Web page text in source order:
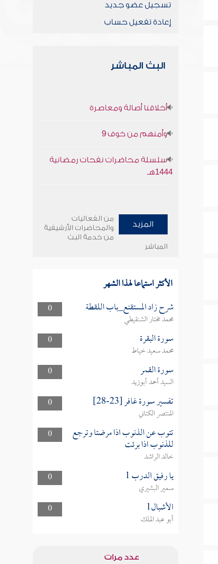
تسجيل عضو جديد
إعادة تفعيل حساب
البث المباشر
أخلاقنا أصالة ومعاصرة
وأمنهم من خوف 9
سلسلة محاضرات نفحات رمضانية
1444هـ
المزيد
من الفعاليات
والمحاضرات الأرشيفية
من خدمة البث
المباشر
الأكثر استماعا لهذا الشهر
0 شرح زاد المستقنع_باب اللقطة
محمد مختار الشنقيطي
0
سورة البقرة
محمد سعيد خياط
0
سورة القمر
السيد أحمد أبوزيد
0
تفسير سورة غافر [23-28]
المنتصر الكتاني
0
تتوب عن الذنوب اذا مرضتا وترجع
للذنوب اذا برئت
خالد الراشد
0
يا رفيق الدرب 1
سمير البشيري
0
الأشبال1
أبو عبد الملك
عدد مرات